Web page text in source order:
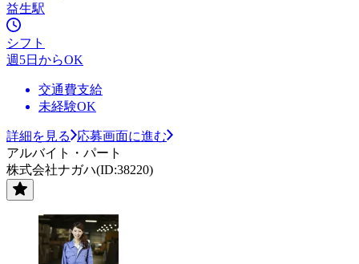
益生駅
シフト
週5日からOK
交通費支給
未経験OK
詳細を見る
応募画面に進む
アルバイト・パート
株式会社ナガハ(ID:38220)